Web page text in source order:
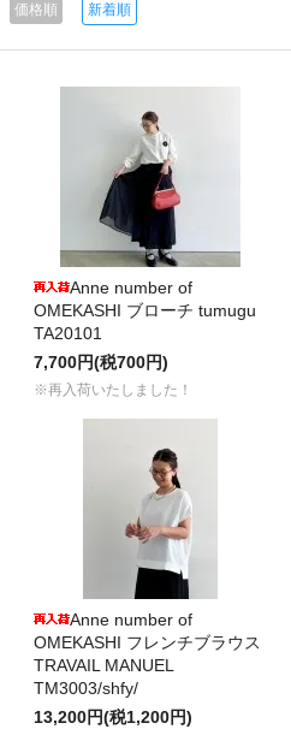
価格順 新着順
Anne number of
OMEKASHI ブローチ tumugu
TA20101
7,700円(税700円)
※再入荷いたしました！
Anne number of
OMEKASHI フレンチブラウス
TRAVAIL MANUEL
TM3003/shfy/
13,200円(税1,200円)